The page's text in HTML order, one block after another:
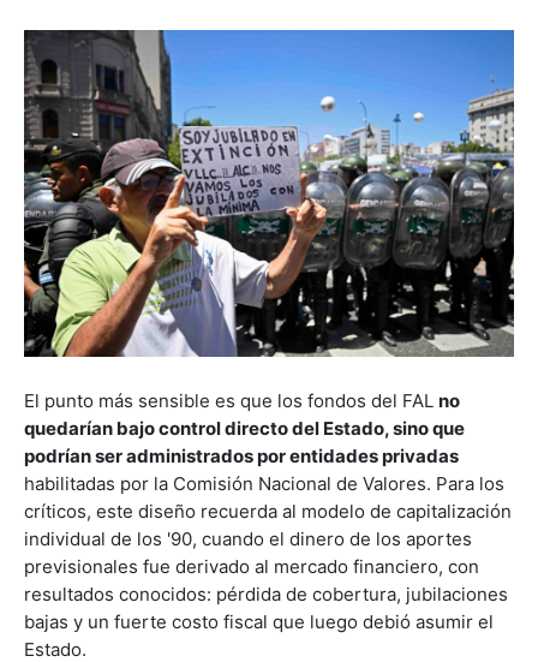
El punto más sensible es que los fondos del FAL no
quedarían bajo control directo del Estado, sino que
podrían ser administrados por entidades privadas
habilitadas por la Comisión Nacional de Valores. Para los
críticos, este diseño recuerda al modelo de capitalización
individual de los '90, cuando el dinero de los aportes
previsionales fue derivado al mercado financiero, con
resultados conocidos: pérdida de cobertura, jubilaciones
bajas y un fuerte costo fiscal que luego debió asumir el
Estado.